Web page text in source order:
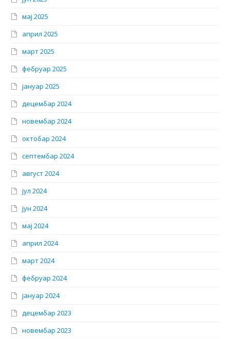
мај 2025
април 2025
март 2025
фебруар 2025
јануар 2025
децембар 2024
новембар 2024
октобар 2024
септембар 2024
август 2024
јул 2024
јун 2024
мај 2024
април 2024
март 2024
фебруар 2024
јануар 2024
децембар 2023
новембар 2023